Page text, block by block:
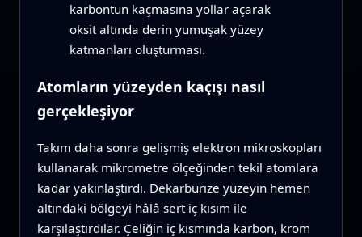
karbontun kaçmasına yollar açarak
oksit altında derin yumuşak yüzey
katmanları oluşturması.
Atomların yüzeyden kaçışı nasıl
gerçekleşiyor
Takım daha sonra gelişmiş elektron mikroskopları
kullanarak mikrometre ölçeğinden tekil atomlara
kadar yakınlaştırdı. Dekarbürize yüzeyin hemen
altındaki bölgeyi hâlâ sert iç kısım ile
karşılaştırdılar. Çeliğin iç kısmında karbon, krom